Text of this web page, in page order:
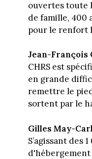
ouvertes toute
de famille, 400
pour le renfort
Jean-François
CHRS est
en grande
remettre le
sortent par le
Gilles May-
S’agissant des